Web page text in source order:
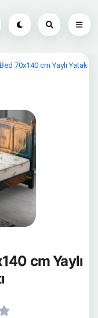
70x140 cm Yaylı Yatak
cm Yaylı